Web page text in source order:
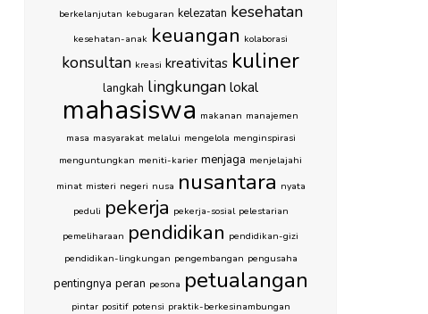
berkelanjutan kebugaran kelezatan kesehatan
kesehatan-anak keuangan kolaborasi
konsultan kreasi kreativitas kuliner
langkah lingkungan lokal
mahasiswa makanan manajemen
masa masyarakat melalui mengelola menginspirasi
menguntungkan meniti-karier menjaga menjelajahi
minat misteri negeri nusa nusantara nyata
peduli pekerja pekerja-sosial pelestarian
pemeliharaan pendidikan pendidikan-gizi
pendidikan-lingkungan pengembangan pengusaha
pentingnya peran pesona petualangan
pintar positif potensi praktik-berkesinambungan